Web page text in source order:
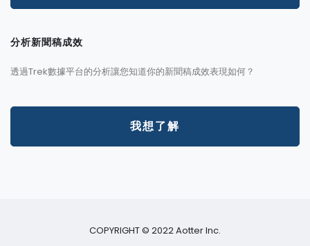
分析新聞稿成效
透過Trek數據平台的分析讓您知道你的新聞稿成效表現如何？
我想了解
COPYRIGHT © 2022 Aotter Inc.